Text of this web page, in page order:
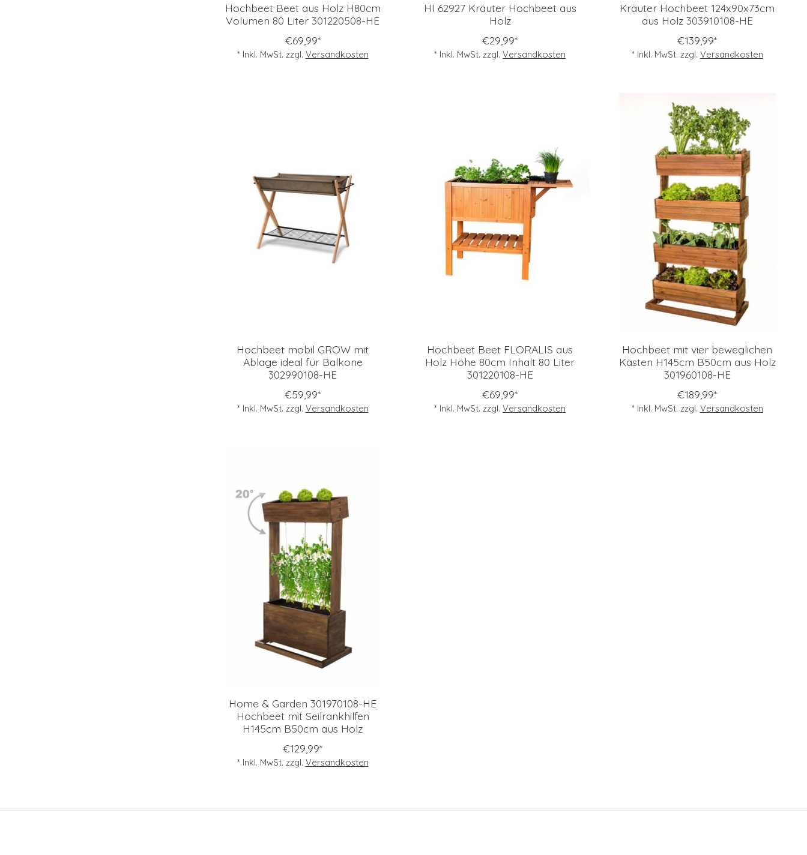
Hochbeet Beet aus Holz H80cm
Volumen 80 Liter 301220508-HE
€69,99*
* Inkl. MwSt. zzgl. Versandkosten
HI 62927 Kräuter Hochbeet aus
Holz
€29,99*
* Inkl. MwSt. zzgl.Versandkosten
Kräuter Hochbeet 124x90x73cm
aus Holz 303910108-HE
€139,99*
* Inkl. MwSt. zzgl. Versandkosten
Hochbeet mobil GROW mit
Ablage ideal für Balkone
302990108-HE
€59,99*
* Inkl. MwSt. zzgl. Versandkosten
Hochbeet Beet FLORALIS aus
Holz Höhe 80cm Inhalt 80 Liter
301220108-HE
€69,99*
* Inkl. MwSt. zzgl.Versandkosten
Hochbeet mit vier beweglichen
Kästen H145cm B50cm aus Holz
301960108-HE
€189,99*
* Inkl. MwSt. zzgl. Versandkosten
Home & Garden 301970108-HE
Hochbeet mit Seilrankhilfen
H145cm B50cm aus Holz
€129,99*
* Inkl. MwSt. zzgl. Versandkosten